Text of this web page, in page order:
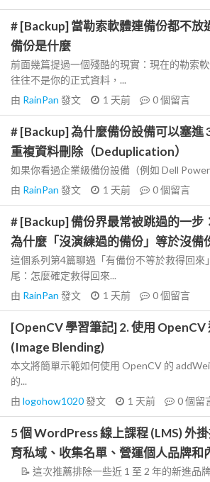
# [Backup] 當勒索軟體連備份都不放
備份是什麼
前面幾篇提過一個殘酷的現實：現在的勒索
往往不是你的正式資料，...
由 RainPan 發文 1 天前 0個留言
# [Backup] 為什麼備份設備可以塞進
重複資料刪除（Deduplication）
如果你看過企業級備份設備（例如 Dell
由 RainPan 發文 1 天前 0個留言
# [Backup] 備份界最常被跳過的一步
為什麼「沒演練過的備份」等於沒備
這個系列第4篇聊過「有備份不等於救得回來
尾：怎麼確定救得回來...
由 RainPan 發文 1 天前 0個留言
[OpenCV 學習筆記] 2. 使用 OpenCV
(Image Blending)
本文將簡單示範如何使用 OpenCV 的
的...
由 logohow1020發文 1 天前 0個留
5 個 WordPress 線上課程 (LMS) 外
育私域、收集名單、營運個人品牌和
📝 這次推薦排除一些近 1 至 2 年的新進品